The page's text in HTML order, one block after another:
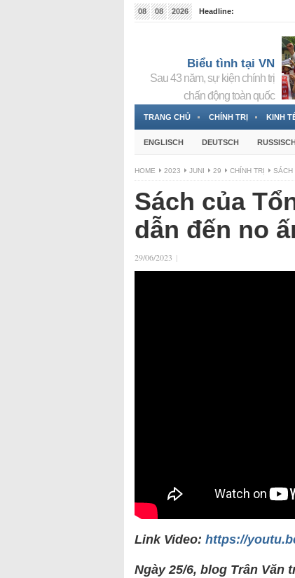
08 08 2026
Headline:
Biểu tình tại VN
Sau 43 năm, sự kiện chính trị
chấn động toàn quốc
TRANG CHỦ CHÍNH TRỊ KINH
ENGLISCH DEUTSCH
HOME 2023 JUNI 29 CHÍNH TRỊ SÁCH
Sách của
dẫn đến no
29/06/2023 |
Link Video: https://
Ngày 25/6, blog Trân Văn